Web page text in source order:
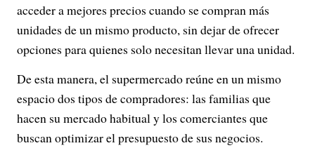
acceder a mejores precios cuando se compran más
unidades de un mismo producto, sin dejar de ofrecer
opciones para quienes solo necesitan llevar una unidad.
De esta manera, el supermercado reúne en un mismo
espacio dos tipos de compradores: las familias que
hacen su mercado habitual y los comerciantes que
buscan optimizar el presupuesto de sus negocios.